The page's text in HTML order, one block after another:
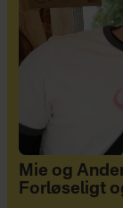
Mie og
Forløseligt